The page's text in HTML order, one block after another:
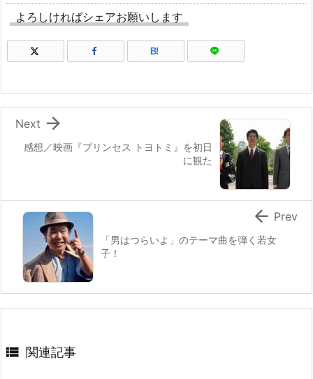
よろしければシェアお願いします
B!
感想／映画『プリンセス トヨトミ』を初日
に観た

Next
「男はつらいよ」のテーマ曲を弾く若女
子！
 Prev
 関連記事